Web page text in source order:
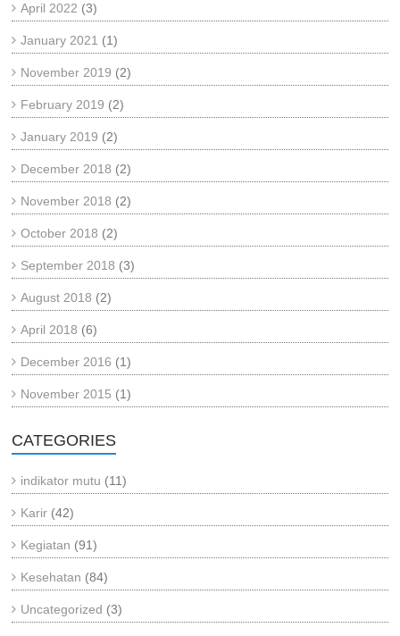
April 2022 (3)
January 2021 (1)
November 2019 (2)
February 2019 (2)
January 2019 (2)
December 2018 (2)
November 2018 (2)
October 2018 (2)
September 2018 (3)
August 2018 (2)
April 2018 (6)
December 2016 (1)
November 2015 (1)
CATEGORIES
indikator mutu (11)
Karir (42)
Kegiatan (91)
Kesehatan (84)
Uncategorized (3)